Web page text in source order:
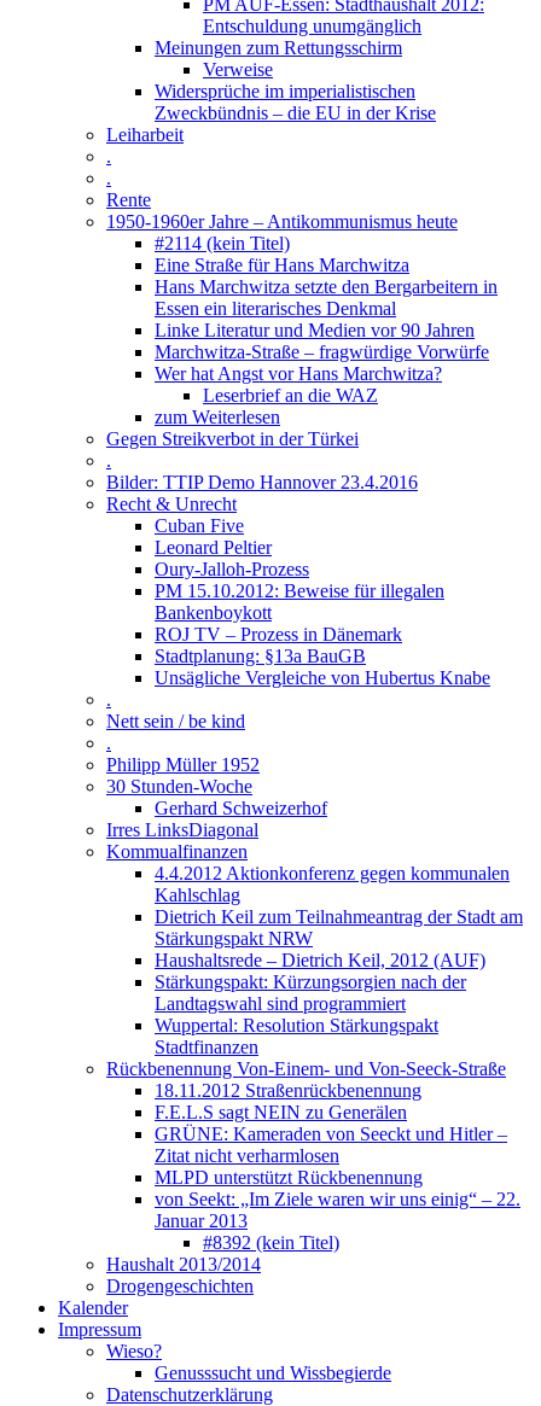
PM AUF-Essen: Stadthaushalt 2012:
Entschuldung unumgänglich
Meinungen zum Rettungsschirm
Verweise
Widersprüche im imperialistischen
Zweckbündnis – die EU in der Krise
Leiharbeit
.
.
Rente
1950-1960er Jahre – Antikommunismus heute
#2114 (kein Titel)
Eine Straße für Hans Marchwitza
Hans Marchwitza setzte den Bergarbeitern in
Essen ein literarisches Denkmal
Linke Literatur und Medien vor 90 Jahren
Marchwitza-Straße – fragwürdige Vorwürfe
Wer hat Angst vor Hans Marchwitza?
Leserbrief an die WAZ
zum Weiterlesen
Gegen Streikverbot in der Türkei
.
Bilder: TTIP Demo Hannover 23.4.2016
Recht & Unrecht
Cuban Five
Leonard Peltier
Oury-Jalloh-Prozess
PM 15.10.2012: Beweise für illegalen
Bankenboykott
ROJ TV – Prozess in Dänemark
Stadtplanung: §13a BauGB
Unsägliche Vergleiche von Hubertus Knabe
.
Nett sein / be kind
.
Philipp Müller 1952
30 Stunden-Woche
Gerhard Schweizerhof
Irres LinksDiagonal
Kommualfinanzen
4.4.2012 Aktionkonferenz gegen kommunalen
Kahlschlag
Dietrich Keil zum Teilnahmeantrag der Stadt am
Stärkungspakt NRW
Haushaltsrede – Dietrich Keil, 2012 (AUF)
Stärkungspakt: Kürzungsorgien nach der
Landtagswahl sind programmiert
Wuppertal: Resolution Stärkungspakt
Stadtfinanzen
Rückbenennung Von-Einem- und Von-Seeck-Straße
18.11.2012 Straßenrückbenennung
F.E.L.S sagt NEIN zu Generälen
GRÜNE: Kameraden von Seeckt und Hitler –
Zitat nicht verharmlosen
MLPD unterstützt Rückbenennung
von Seekt: „Im Ziele waren wir uns einig“ – 22.
Januar 2013
#8392 (kein Titel)
Haushalt 2013/2014
Drogengeschichten
Kalender
Impressum
Wieso?
Genusssucht und Wissbegierde
Datenschutzerklärung